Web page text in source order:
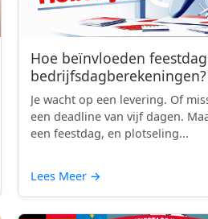
Hoe beïnvloeden
bedrijfsdagberekeningen?
Je wacht op een levering. Of
een deadline van vijf dagen.
een feestdag, en plotseling...
Lees Meer →